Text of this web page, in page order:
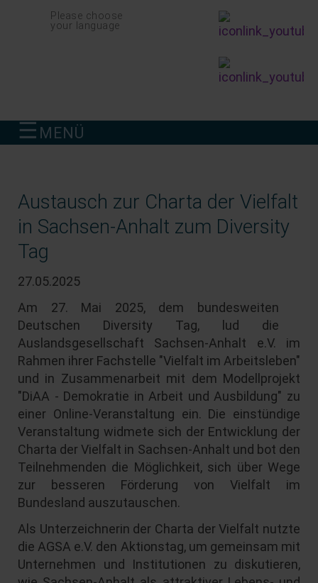
Navigation
überspringenPlease choose
your language
☰ MENÜ
Austausch zur Charta der Vielfalt
in Sachsen-Anhalt zum Diversity
Tag
27.05.2025
Am 27. Mai 2025, dem bundesweiten
Deutschen Diversity Tag, lud die
Auslandsgesellschaft Sachsen-Anhalt e.V. im
Rahmen ihrer Fachstelle "Vielfalt im Arbeitsleben"
und in Zusammenarbeit mit dem Modellprojekt
"DiAA - Demokratie in Arbeit und Ausbildung" zu
einer Online-Veranstaltung ein. Die einstündige
Veranstaltung widmete sich der Entwicklung der
Charta der Vielfalt in Sachsen-Anhalt und bot den
Teilnehmenden die Möglichkeit, sich über Wege
zur besseren Förderung von Vielfalt im
Bundesland auszutauschen.
Als Unterzeichnerin der Charta der Vielfalt nutzte
die AGSA e.V. den Aktionstag, um gemeinsam mit
Unternehmen und Institutionen zu diskutieren,